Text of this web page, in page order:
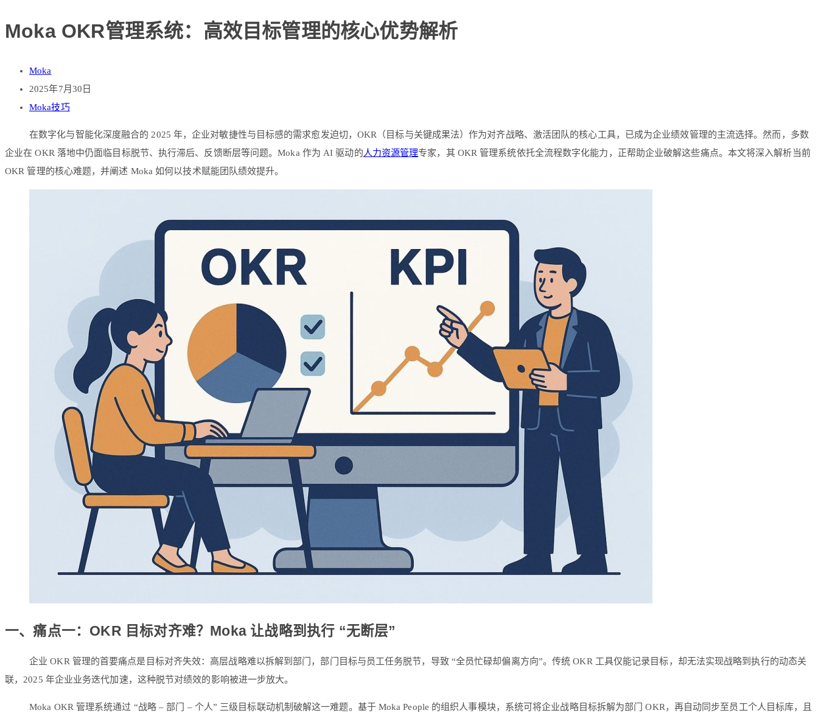
Moka OKR管理系统：高效目标管理的核心优势解析
Moka
2025年7月30日
Moka技巧
在数字化与智能化深度融合的 2025 年，企业对敏捷性与目标感的需求愈发迫切，OKR（目标与关键成果法）作为对齐战略、激活团队的核心工具，已成为企业绩效管理的主流选择。然而，多数
企业在 OKR 落地中仍面临目标脱节、执行滞后、反馈断层等问题。Moka 作为 AI 驱动的人力资源管理专家，其 OKR 管理系统依托全流程数字化能力，正帮助企业破解这些痛点。本文将深入解析当前
OKR 管理的核心难题，并阐述 Moka 如何以技术赋能团队绩效提升。
一、痛点一：OKR 目标对齐难？Moka 让战略到执行 “无断层”
企业 OKR 管理的首要痛点是目标对齐失效：高层战略难以拆解到部门，部门目标与员工任务脱节，导致 “全员忙碌却偏离方向”。传统 OKR 工具仅能记录目标，却无法实现战略到执行的动态关
联，2025 年企业业务迭代加速，这种脱节对绩效的影响被进一步放大。
Moka OKR 管理系统通过 “战略 – 部门 – 个人” 三级目标联动机制破解这一难题。基于 Moka People 的组织人事模块，系统可将企业战略目标拆解为部门 OKR，再自动同步至员工个人目标库，且